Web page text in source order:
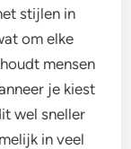
stijlen in
om elke
mensen
je kiest
wel sneller
in veel